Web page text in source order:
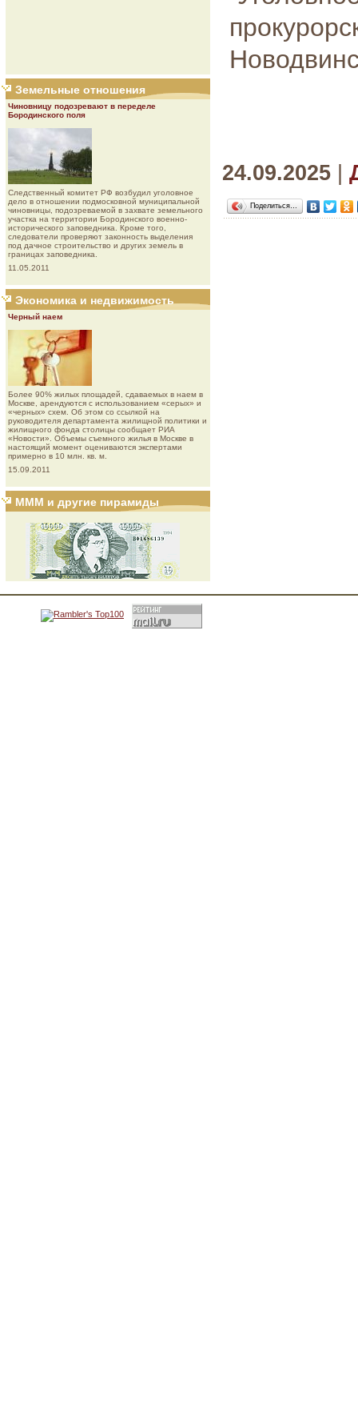
Земельные отношения
Чиновницу подозревают в переделе
Бородинского поля
Следственный комитет РФ возбудил уголовное
дело в отношении подмосковной муниципальной
чиновницы, подозреваемой в захвате земельного
участка на территории Бородинского военно-
исторического заповедника. Кроме того,
следователи проверяют законность выделения
под дачное строительство и других земель в
границах заповедника.
11.05.2011
Экономика и недвижимость
Черный наем
Более 90% жилых площадей, сдаваемых в наем в
Москве, арендуются с использованием «серых» и
«черных» схем. Об этом со ссылкой на
руководителя департамента жилищной политики и
жилищного фонда столицы сообщает РИА
«Новости». Объемы съемного жилья в Москве в
настоящий момент оцениваются экспертами
примерно в 10 млн. кв. м.
15.09.2011
МММ и другие пирамиды
24.09.2025
Поделиться…